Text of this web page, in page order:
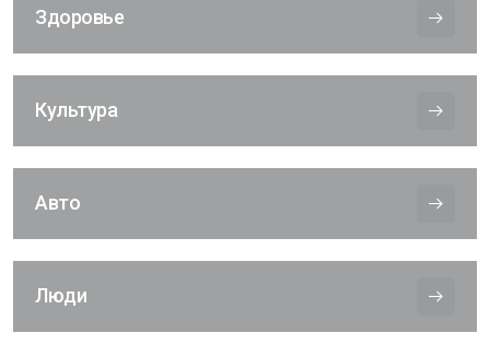
Здоровье
Культура
Авто
Люди